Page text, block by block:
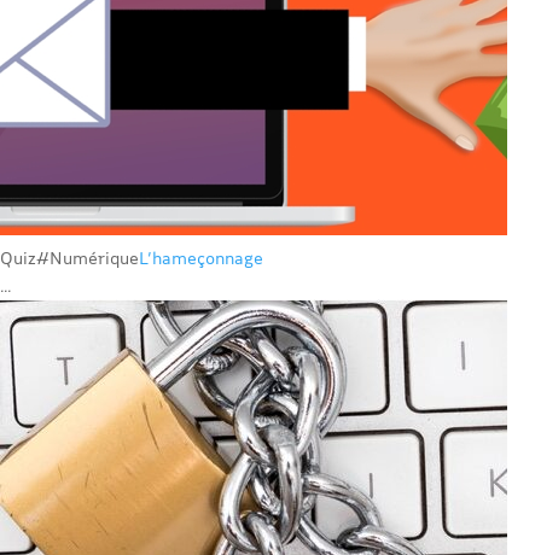
Quiz#NumériqueL’hameçonnage
...